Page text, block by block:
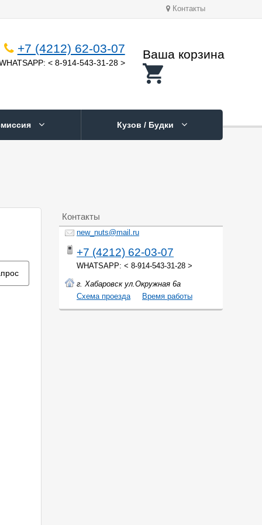
Контакты
+7 (4212) 62-03-07
< 8-914-543-31-28 >
Ваша корзина
Кузов / Будки
Контакты
new_nuts@mail.ru
+7 (4212) 62-03-07
WHATSAPP: < 8-914-543-31-28 >
г. Хабаровск ул.Окружная 6а
Cхема проезда
Время работы